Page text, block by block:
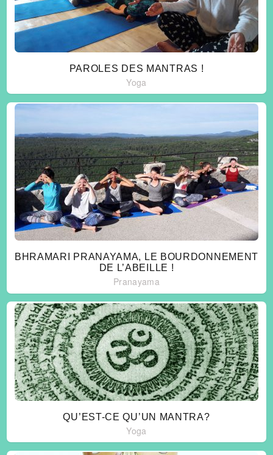
PAROLES DES MANTRAS !
Yoga
BHRAMARI PRANAYAMA, LE BOURDONNEMENT
DE L’ABEILLE !
Pranayama
QU’EST-CE QU’UN MANTRA?
Yoga